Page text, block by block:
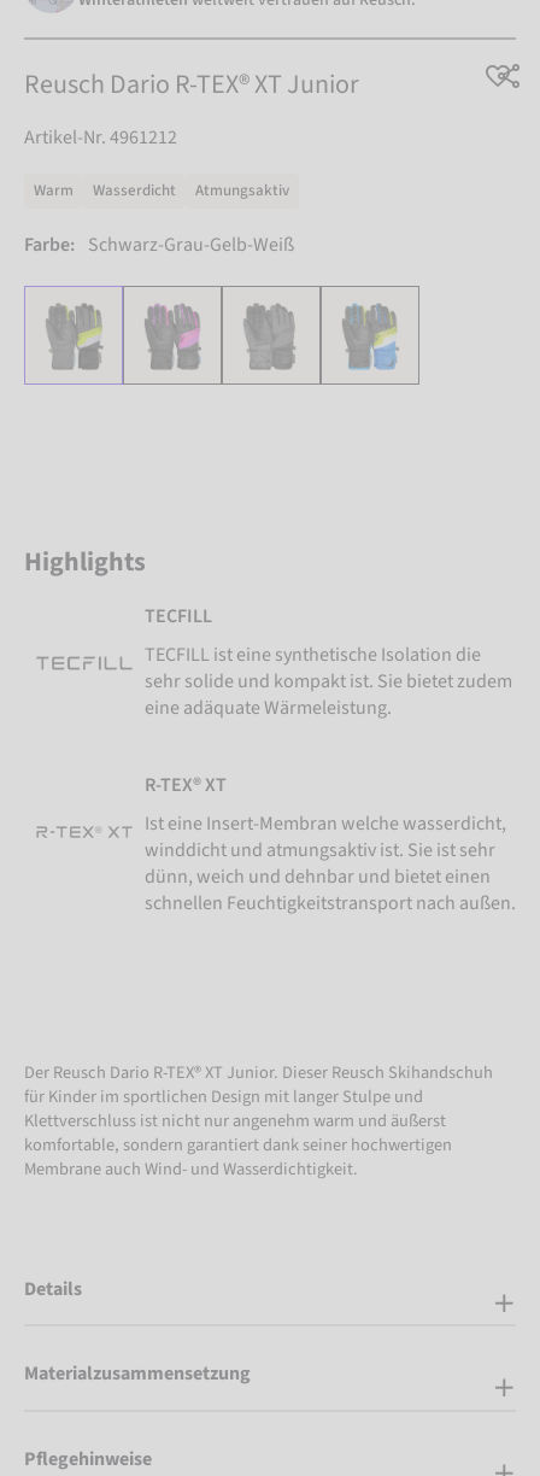
Reusch Dario R-TEX® XT Junior
Artikel-Nr. 4961212
Warm Wasserdicht Atmungsaktiv
Farbe: Schwarz-Grau-Gelb-Weiß
Highlights
TECFILL
TECFILL ist eine synthetische Isolation die
sehr solide und kompakt ist. Sie bietet zudem
eine adäquate Wärmeleistung.
R-TEX® XT
Ist eine Insert-Membran welche wasserdicht,
winddicht und atmungsaktiv ist. Sie ist sehr
dünn, weich und dehnbar und bietet einen
schnellen Feuchtigkeitstransport nach außen.
Der Reusch Dario R-TEX® XT Junior. Dieser Reusch Skihandschuh
für Kinder im sportlichen Design mit langer Stulpe und
Klettverschluss ist nicht nur angenehm warm und äußerst
komfortable, sondern garantiert dank seiner hochwertigen
Membrane auch Wind- und Wasserdichtigkeit.
Details
Materialzusammensetzung
Pflegehinweise